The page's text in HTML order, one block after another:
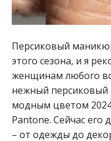
Персиковый
этого сезона, и я
женщинам любого
нежный
модным цветом
Pantone. Сейчас его
– от одежды до